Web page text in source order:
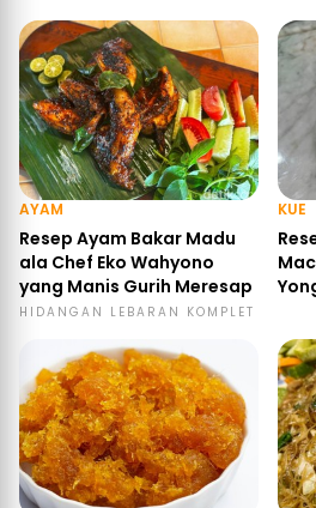
AYAM
Resep Ayam Bakar Madu
ala Chef Eko Wahyono
yang Manis Gurih Meresap
HIDANGAN LEBARAN KOMPLET
KUE